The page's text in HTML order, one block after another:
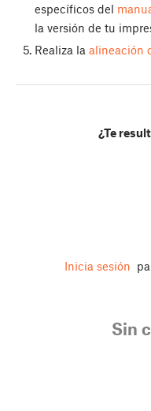
específicos del
la versión de tu
Realiza la alineación
¿Te
Inicia sesión
Sin